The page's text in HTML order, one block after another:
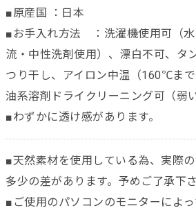
■原産国 ：日本
■お手入れ方法 ：洗濯機使用可（
流・中性洗剤使用）、漂白不可、タ
つり干し、アイロン中温（160℃ま
油系溶剤ドライクリーニング可（弱
■わずかに透け感があります。
■天然素材を使用している為、実際
多少の差があります。予めご了承下さ
■ご使用のパソコンのモニターによ